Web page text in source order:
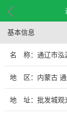
基本信息
名 称：通辽市泓
地 区：内蒙古 通
地 址：批发城观